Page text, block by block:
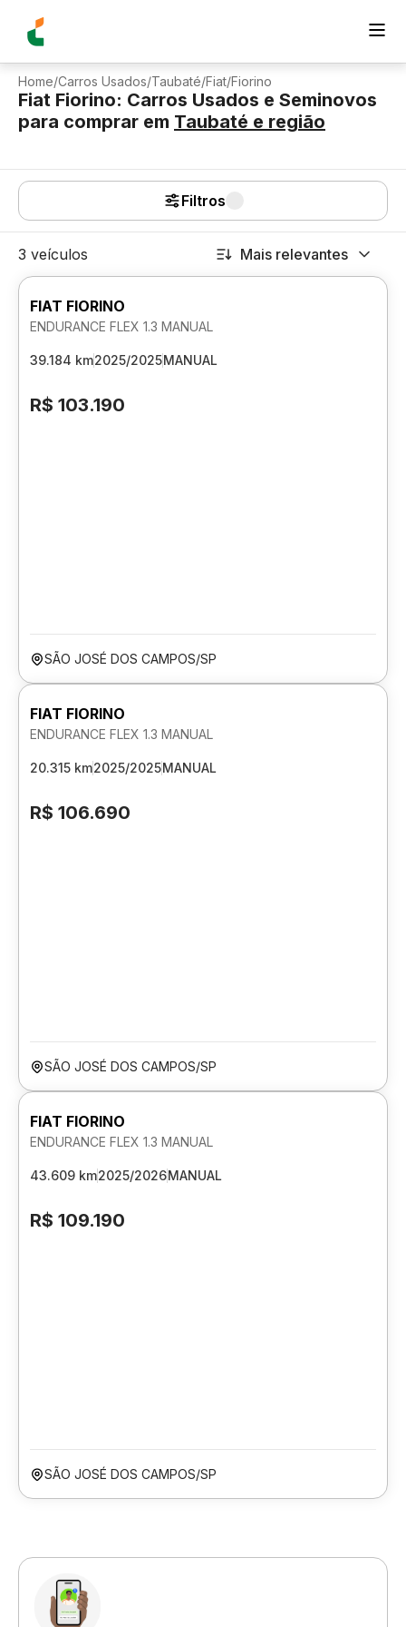
Home/Carros Usados/Taubaté/Fiat/Fiorino
Fiat Fiorino: Carros Usados e Seminovos
para comprar em Taubaté e região
Filtros
3 veículos Mais relevantes
FIAT FIORINO
ENDURANCE FLEX 1.3 MANUAL
39.184 km2025/2025MANUAL
R$ 103.190
SÃO JOSÉ DOS CAMPOS/SP
FIAT FIORINO
ENDURANCE FLEX 1.3 MANUAL
20.315 km2025/2025MANUAL
R$ 106.690
SÃO JOSÉ DOS CAMPOS/SP
FIAT FIORINO
ENDURANCE FLEX 1.3 MANUAL
43.609 km2025/2026MANUAL
R$ 109.190
SÃO JOSÉ DOS CAMPOS/SP